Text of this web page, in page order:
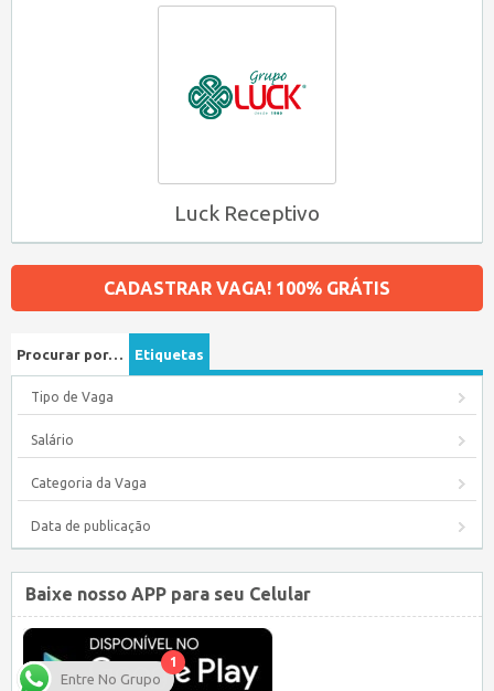
Luck Receptivo
CADASTRAR VAGA! 100% GRÁTIS
Procurar por… Etiquetas
Tipo de Vaga
Salário
Categoria da Vaga
Data de publicação
Baixe nosso APP para seu Celular
1
Entre No Grupo